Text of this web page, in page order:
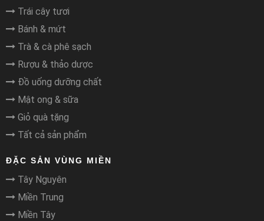
Trái cây tươi
Bánh & mứt
Trà & cà phê sạch
Rượu & thảo dược
Đồ uống dưỡng chất
Mật ong & sữa
Giỏ quà tặng
Tất cả sản phẩm
ĐẶC SẢN VÙNG MIỀN
Tây Nguyên
Miền Trung
Miền Tây